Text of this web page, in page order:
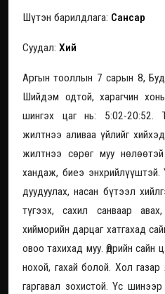
Шүтэн барилдлага: Сансар
Суудал: Хий
Аргын тооллын 7 сарын 8, Буд
Шийдэм одтой, харагчин
шингэх цаг нь: 5:02-20:52.
жилтнээ аливаа үйлийг
жилтнээ сөрөг муу
хандаж, биеэ
дуудуулах, насан бүтээл
түгээх, сахил санваар
хийморийн дарцаг хатгахад
овоо тахихад муу. Өдрийн сайн
нохой, гахай болой. Хол
гаргавал зохистой. Үс